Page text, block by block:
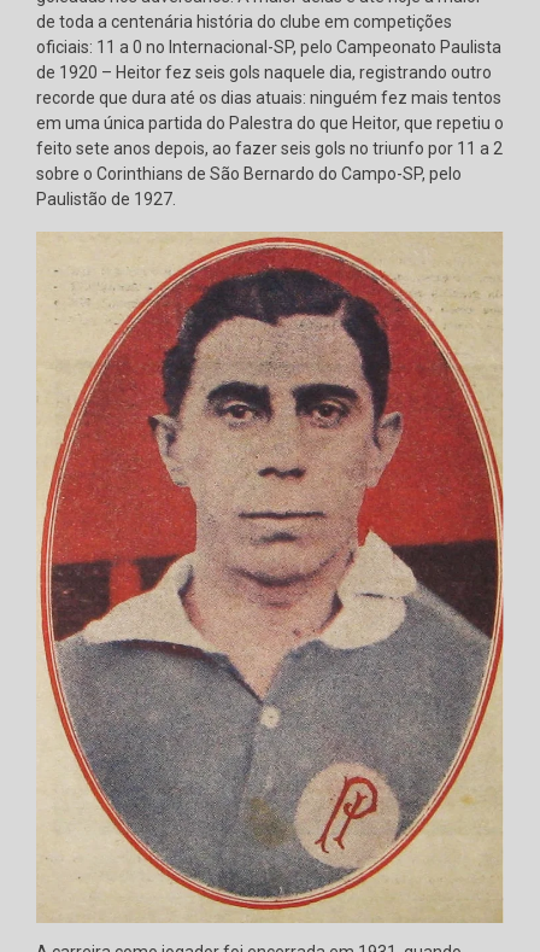
de toda a centenária história do clube em competições
oficiais: 11 a 0 no Internacional-SP, pelo Campeonato Paulista
de 1920 – Heitor fez seis gols naquele dia, registrando outro
recorde que dura até os dias atuais: ninguém fez mais tentos
em uma única partida do Palestra do que Heitor, que repetiu o
feito sete anos depois, ao fazer seis gols no triunfo por 11 a 2
sobre o Corinthians de São Bernardo do Campo-SP, pelo
Paulistão de 1927.